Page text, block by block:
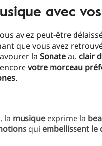
avec
aviez peut-être
que vous avez
la Sonateau clair
votre morceau
.
, la musique exprime la
qui embellissent le